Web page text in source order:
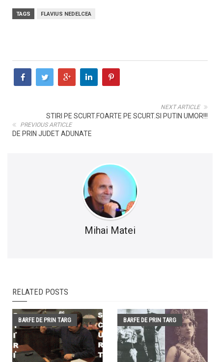
TAGS FLAVIUS NEDELCEA
NEXT ARTICLE
STIRI PE SCURT.FOARTE PE SCURT.SI PUTIN UMOR!!!
PREVIOUS ARTICLE
DE PRIN JUDET ADUNATE
Mihai Matei
RELATED POSTS
BARFE DE PRIN TARG BARFE DE PRIN TARG